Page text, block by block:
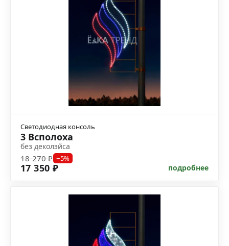
Светодиодная консоль
3 Всполоха
без деколэйса
18 270 ₽ −5%
17 350 ₽ подробнее